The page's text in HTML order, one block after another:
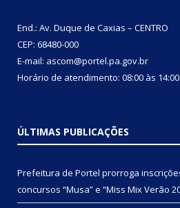
End.: Av. Duque de Caxias – CENTRO
CEP: 68480-000
E-mail: ascom@portel.pa.gov.br
Horário de atendimento: 08:00 às 14:00
ÚLTIMAS PUBLICAÇÕES
Prefeitura de Portel prorroga
concursos “Musa” e “Miss Mix Verão